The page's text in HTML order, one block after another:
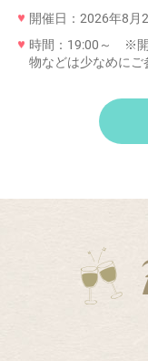
開催日：2026年8月
時間：19:00～ ※開
物などは少なめにご